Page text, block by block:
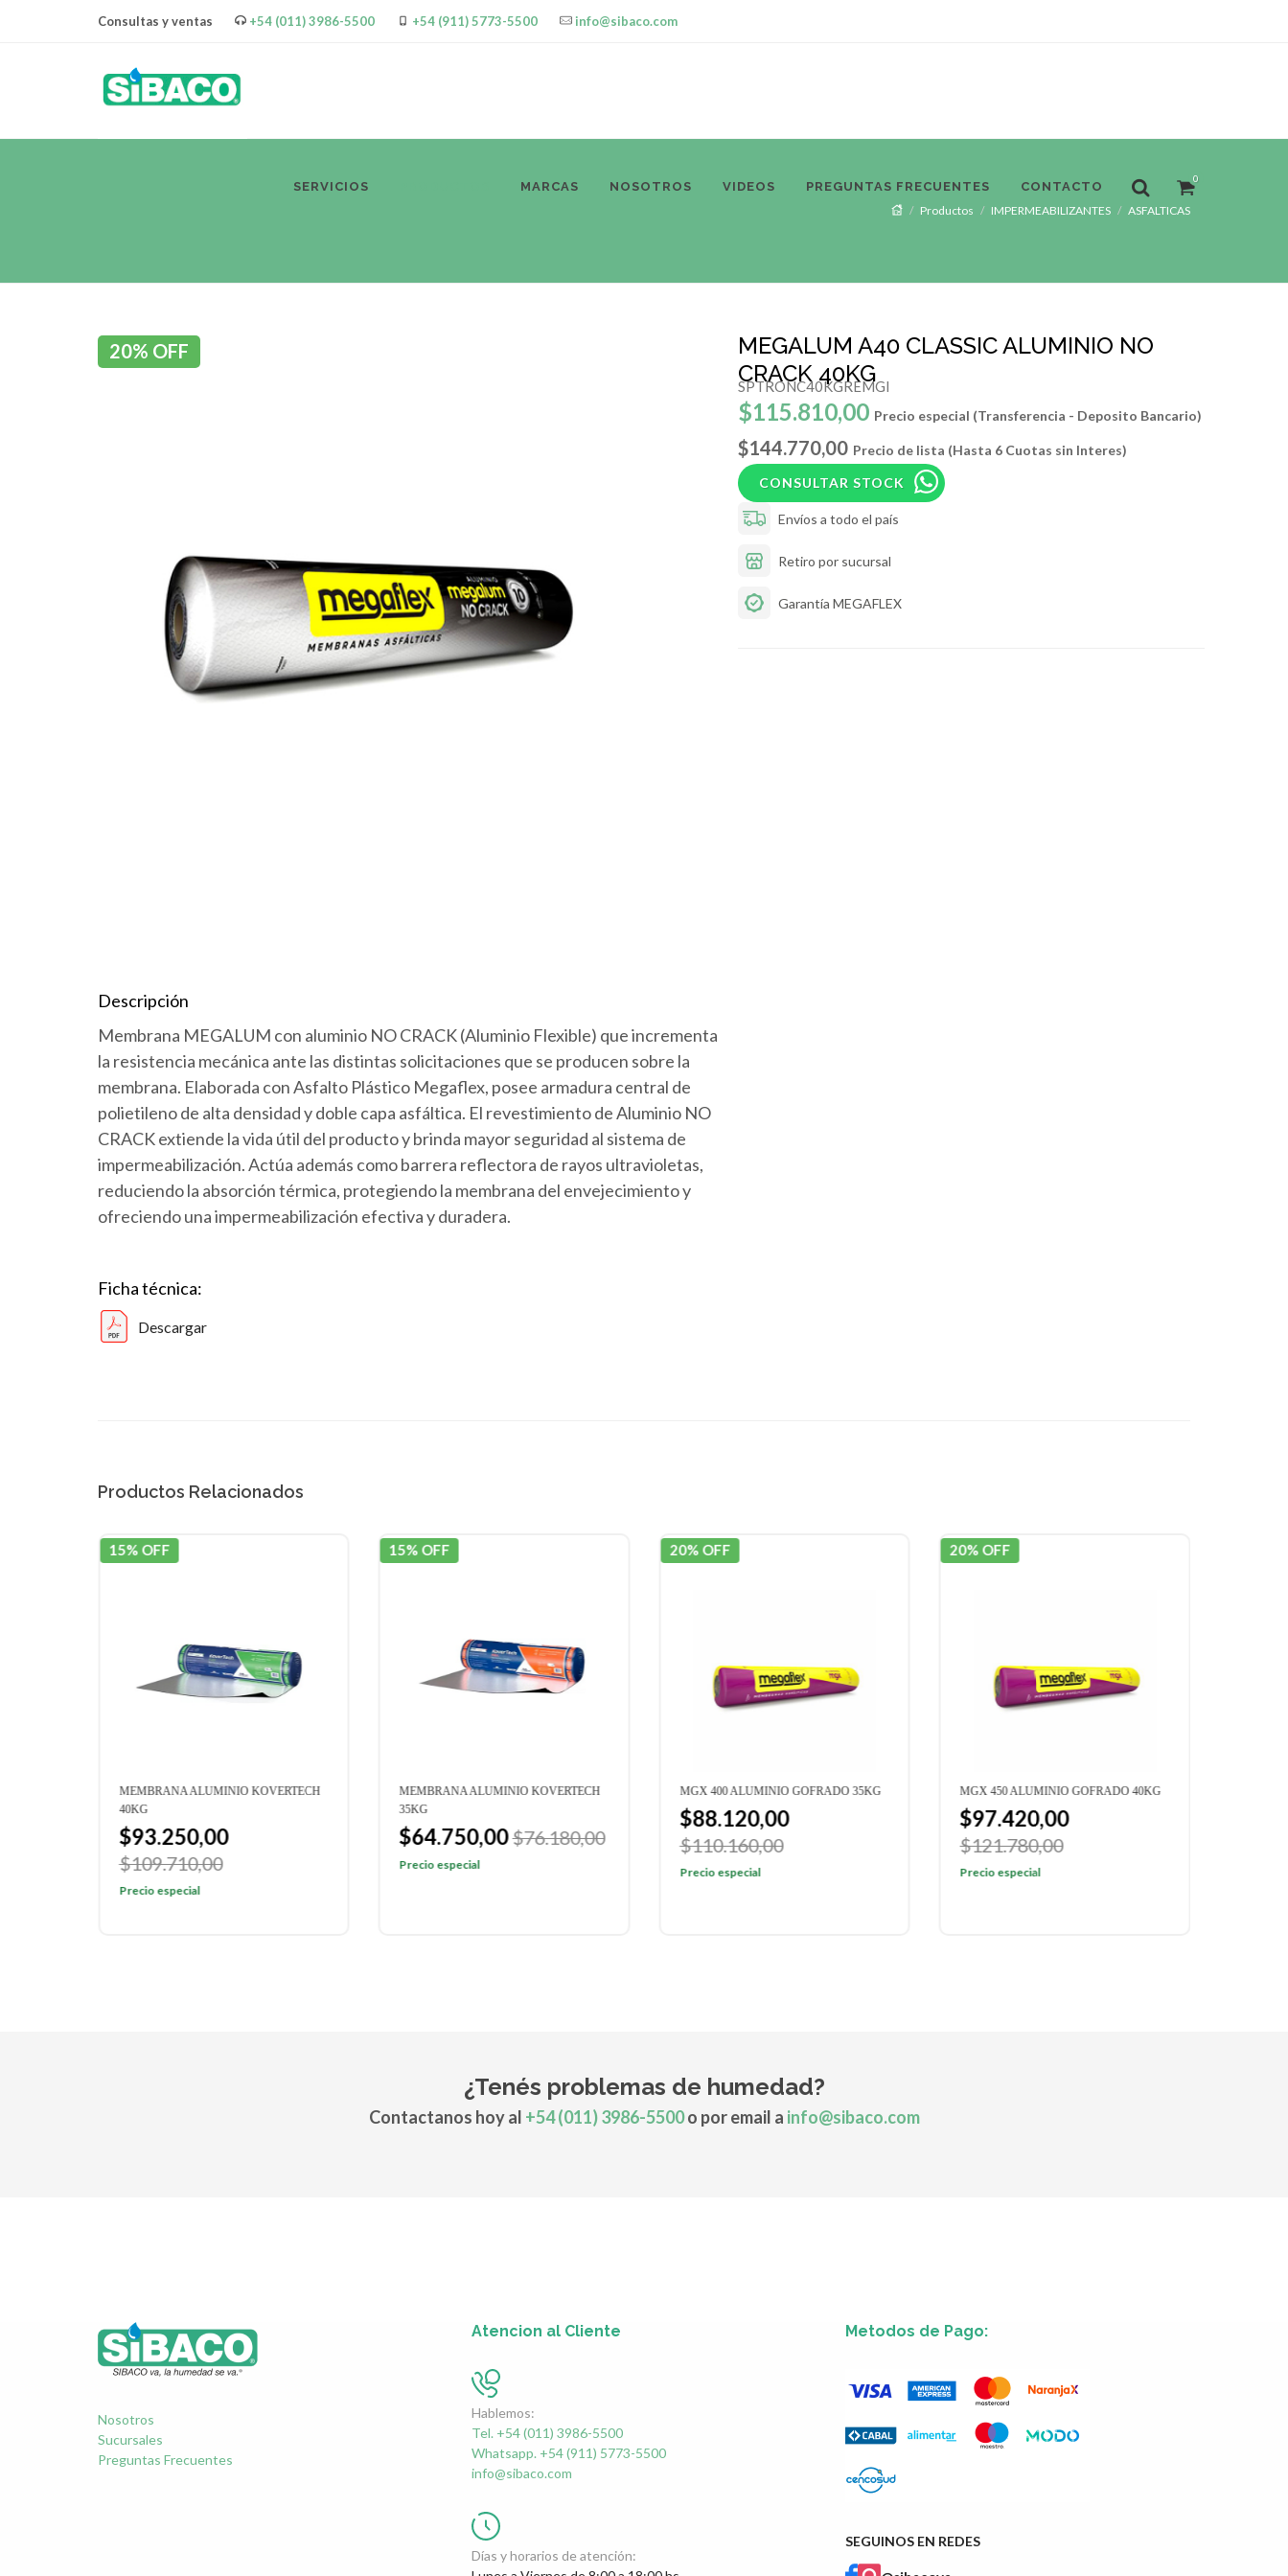
Consultas y ventas +54 (011) 3986-5500 +54 (911) 5773-5500 info@sibaco.com
SERVICIOS MARCAS NOSOTROS VIDEOS PREGUNTAS FRECUENTES CONTACTO
0
Productos IMPERMEABILIZANTES ASFALTICAS
20% OFF
Descripción
Membrana MEGALUM con aluminio NO CRACK (Aluminio Flexible) que incrementa
la resistencia mecánica ante las distintas solicitaciones que se producen sobre la
membrana. Elaborada con Asfalto Plástico Megaflex, posee armadura central de
polietileno de alta densidad y doble capa asfáltica. El revestimiento de Aluminio NO
CRACK extiende la vida útil del producto y brinda mayor seguridad al sistema de
impermeabilización. Actúa además como barrera reflectora de rayos ultravioletas,
reduciendo la absorción térmica, protegiendo la membrana del envejecimiento y
ofreciendo una impermeabilización efectiva y duradera.
Ficha técnica:
Descargar
MEGALUM A40 CLASSIC ALUMINIO NO
CRACK 40KG
SPTRONC40KGREMGI
$115.810,00 Precio especial (Transferencia - Deposito Bancario)
$144.770,00 Precio de lista (Hasta 6 Cuotas sin Interes)
CONSULTAR STOCK
Envíos a todo el país
Retiro por sucursal
Garantía MEGAFLEX
Productos Relacionados
15% OFF
MEMBRANA ALUMINIO KOVERTECH
40KG
$93.250,00
$109.710,00
Precio especial
15% OFF
MEMBRANA ALUMINIO KOVERTECH
35KG
$64.750,00$76.180,00
Precio especial
20% OFF
MGX 400 ALUMINIO GOFRADO 35KG
$88.120,00
$110.160,00
Precio especial
20% OFF
MGX 450 ALUMINIO GOFRADO 40KG
$97.420,00
$121.780,00
Precio especial
¿Tenés problemas de humedad?
Contactanos hoy al +54 (011) 3986-5500o por email a info@sibaco.com
Nosotros
Sucursales
Preguntas Frecuentes
Atencion al Cliente
Hablemos:
Tel. +54 (011) 3986-5500
Whatsapp. +54 (911) 5773-5500
info@sibaco.com
Días y horarios de atención:
Metodos de Pago:
SEGUINOS EN REDES